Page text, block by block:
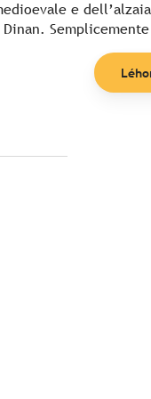
e
Dinan.